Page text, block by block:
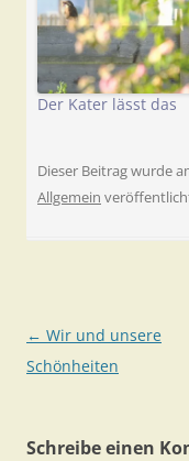
Der Kater lässt das
Dieser Beitrag wurde
Allgemein
Beitragsnavigation
← Wir und unsere
Schönheiten
Schreibe einen